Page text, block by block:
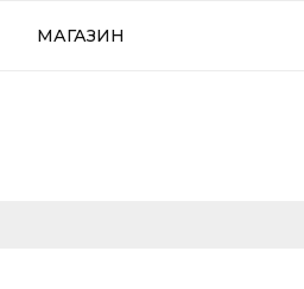
МАГАЗИН